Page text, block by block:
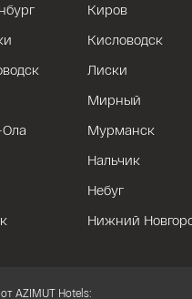
Киров
Кисловодск
Лиски
Мирный
Мурманск
Нальчик
Небуг
Нижний
AZIMUT Hotels: